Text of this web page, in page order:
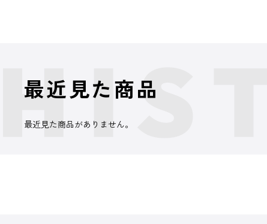
最近見た商品
最近見た商品がありません。